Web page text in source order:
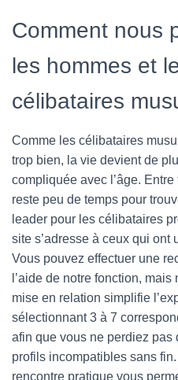
Comment nous
les hommes et
célibataires
Comme les célibataires
trop bien, la vie devient de
compliquée avec l’âge.
reste peu de temps pour
leader pour les célibataires
site s’adresse à ceux qui ont
Vous pouvez effectuer une
l’aide de notre fonction,
mise en relation simplifie
sélectionnant 3 à 7
afin que vous ne perdiez pas
profils incompatibles sans
rencontre pratique vous